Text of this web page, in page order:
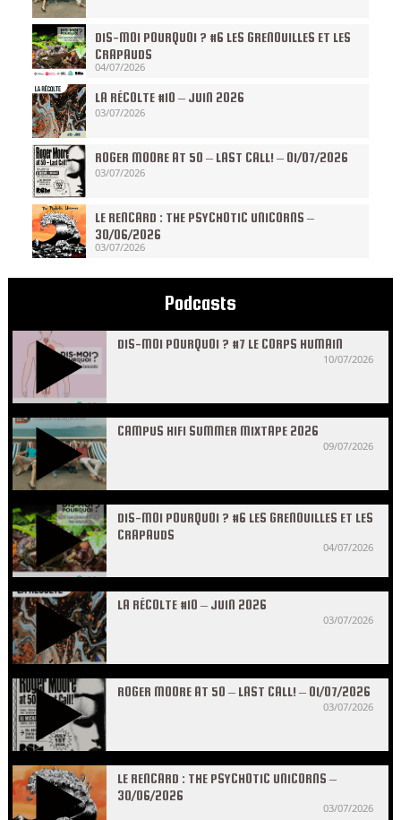
DIS-MOI POURQUOI ? #6 LES GRENOUILLES ET LES
CRAPAUDS
04/07/2026
LA RÉCOLTE #10 – JUIN 2026
03/07/2026
ROGER MOORE AT 50 – LAST CALL! – 01/07/2026
03/07/2026
LE RENCARD : THE PSYCHOTIC UNICORNS –
30/06/2026
03/07/2026
Podcasts
DIS-MOI POURQUOI ? #7 LE CORPS HUMAIN
10/07/2026
CAMPUS HIFI SUMMER MIXTAPE 2026
09/07/2026
DIS-MOI POURQUOI ? #6 LES GRENOUILLES ET LES
CRAPAUDS
04/07/2026
LA RÉCOLTE #10 – JUIN 2026
03/07/2026
ROGER MOORE AT 50 – LAST CALL! – 01/07/2026
03/07/2026
LE RENCARD : THE PSYCHOTIC UNICORNS –
30/06/2026
03/07/2026